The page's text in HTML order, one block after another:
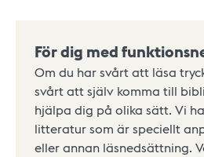
För dig med
Om du har svårt att läsa
svårt att själv komma till
hjälpa dig på olika sätt. Vi
litteratur som är speciellt
eller annan läsnedsättning.